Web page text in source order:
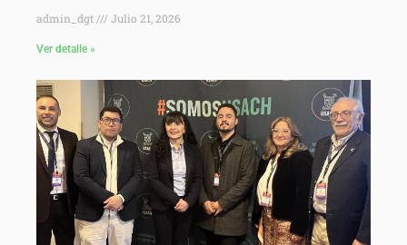
admin_dgt Julio 21, 2026
Ver detalle »